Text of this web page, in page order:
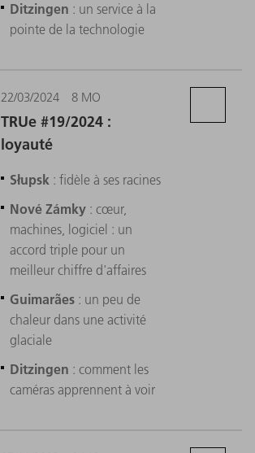
Ditzingen : un service à la
pointe de la technologie
22/03/2024 8 MO
TRUe #19/2024 :
loyauté
Słupsk : fidèle à ses racines
Nové Zámky : cœur,
machines, logiciel : un
accord triple pour un
meilleur chiffre d'affaires
Guimarães : un peu de
chaleur dans une activité
glaciale
Ditzingen : comment les
caméras apprennent à voir